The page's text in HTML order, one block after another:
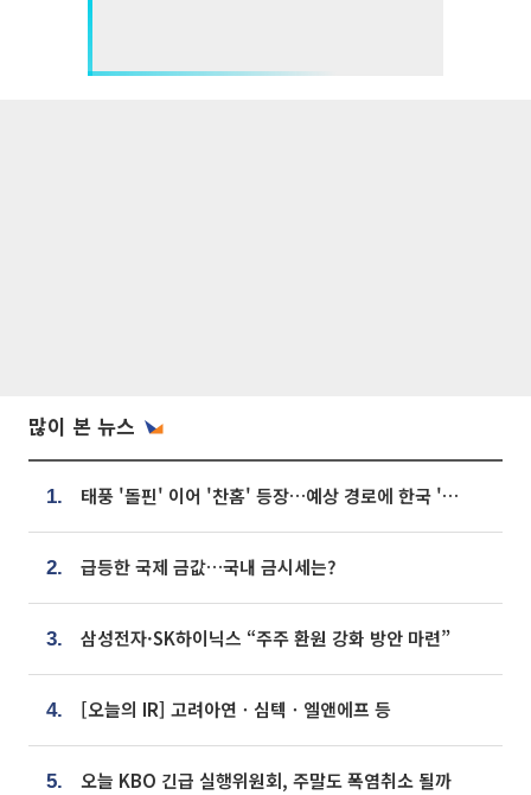
많이 본 뉴스
1. 태풍 '돌핀' 이어 '찬홈' 등장…예상 경로에 한국 '한숨'
2. 급등한 국제 금값…국내 금시세는?
3. 삼성전자·SK하이닉스 “주주 환원 강화 방안 마련”
4. [오늘의 IR] 고려아연ㆍ심텍ㆍ엘앤에프 등
5. 오늘 KBO 긴급 실행위원회, 주말도 폭염취소 될까